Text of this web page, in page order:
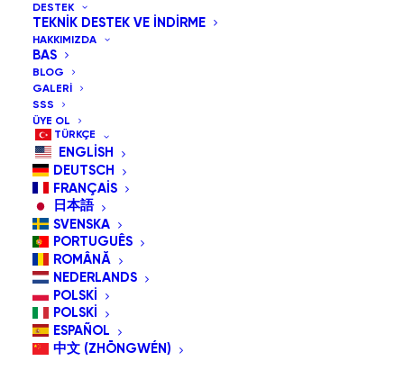
DESTEK
TEKNIK DESTEK VE İNDIRME
HAKKIMIZDA
BAS
BLOG
GALERI
SSS
ÜYE OL
TÜRKÇE
ENGLISH
DEUTSCH
FRANÇAIS
日本語
SVENSKA
PORTUGUÊS
ROMÂNĂ
NEDERLANDS
POLSKI
POLSKI
ESPAÑOL
中文 (ZHŌNGWÉN)
GLASSOUSE BAĞLANTISI